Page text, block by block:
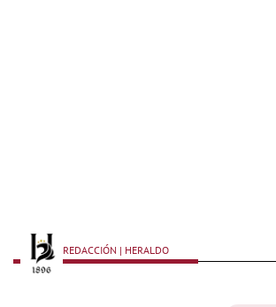
REDACCIÓN | HERALDO